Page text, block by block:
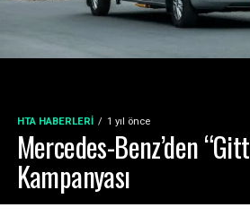
HTA HABERLERI 1 yıl önce
Mercedes-Benz’den
Kampanyası